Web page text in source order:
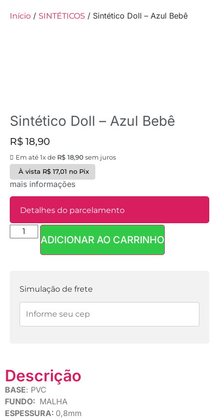
Início / SINTÉTICOS / Sintético Doll – Azul Bebê
Sintético Doll – Azul Bebê
R$ 18,90
Em até 1x de R$ 18,90 sem juros
À vista R$17,01 no Pix
mais informações
Detalhes do parcelamento
Parcelas:ADICIONAR AO CARRINHO
Simulação de frete
Descrição
BASE: PVC
FUNDO: MALHA
ESPESSURA: 0,8mm